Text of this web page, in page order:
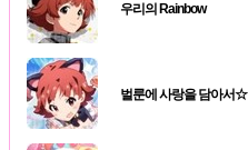
우리의 Rainbow
벌룬에 사랑을 담아서☆